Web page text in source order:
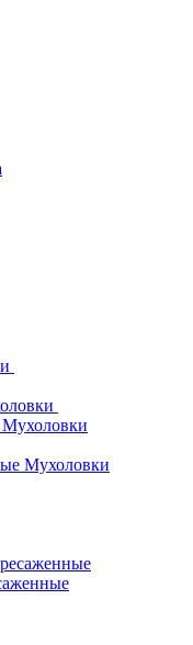
Мухоловки